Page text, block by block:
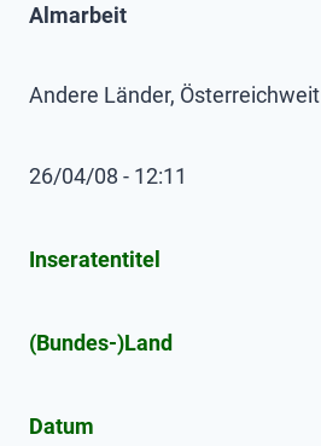
Almarbeit
Andere Länder, Österreichweit
26/04/08 - 12:11
Inseratentitel
(Bundes-)Land
Datum